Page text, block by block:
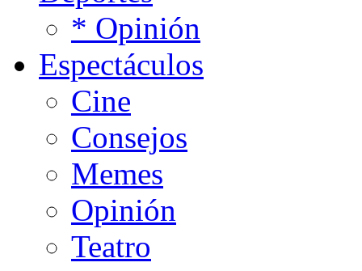
* Opinión
Espectáculos
Cine
Consejos
Memes
Opinión
Teatro